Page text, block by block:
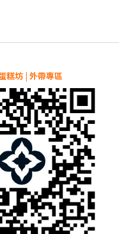
糕坊 | 外帶專區